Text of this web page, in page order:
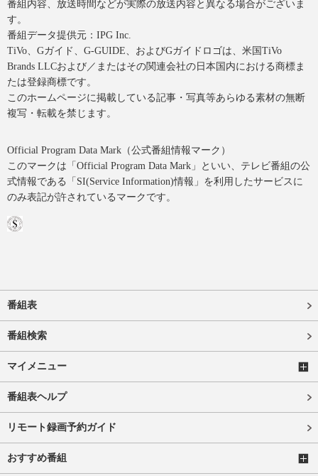
番組内容、放送時間などが実際の放送内容と異なる場合がございま
す。
番組データ提供元：IPG Inc.
TiVo、Gガイド、G-GUIDE、およびGガイドロゴは、米国TiVo
Brands LLCおよび／またはその関連会社の日本国内における商標ま
たは登録商標です。
このホームページに掲載している記事・写真等あらゆる素材の無断
複写・転載を禁じます。
Official Program Data Mark（公式番組情報マーク）
このマークは「Official Program Data Mark」といい、テレビ番組の公
式情報である「SI(Service Information)情報」を利用したサービスに
のみ表記が許されているマークです。
番組表
番組検索
マイメニュー
番組表ヘルプ
リモート録画予約ガイド
おすすめ番組